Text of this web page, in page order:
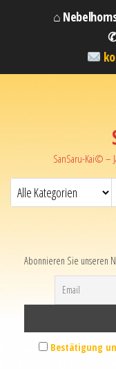
⌂
SanSaru-Kai© –
Abonnieren Sie unseren
Bestätigung